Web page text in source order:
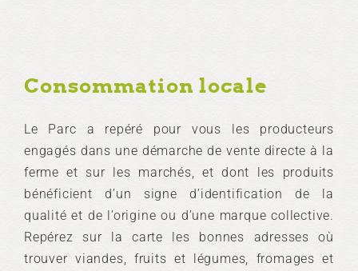
Consommation locale
Le Parc a repéré pour vous les producteurs
engagés dans une démarche de vente directe à la
ferme et sur les marchés, et dont les produits
bénéficient d’un signe d’identification de la
qualité et de l’origine ou d’une marque collective.
Repérez sur la carte les bonnes adresses où
trouver viandes, fruits et légumes, fromages et